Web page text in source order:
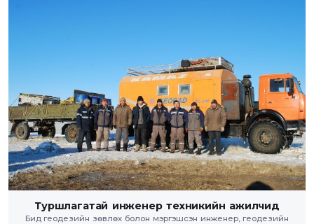
Туршлагатай инженер техникийн ажилчид
Бид геодезийн зөвлөх болон мэргэшсэн инженер, геодезийн